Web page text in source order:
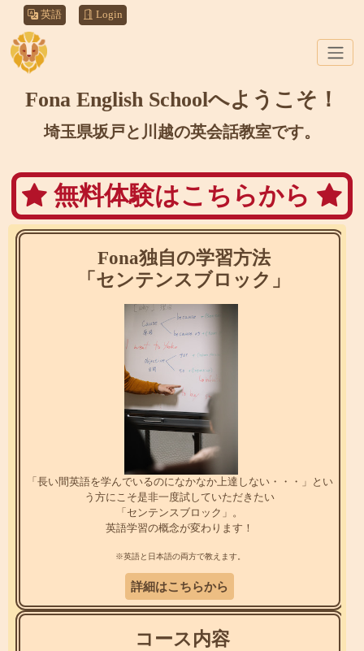
英語 Login
Fona English Schoolへようこそ！
埼玉県坂戸と川越の英会話教室です。
無料体験はこちらから
Fona独自の学習方法
「センテンスブロック」
「長い間英語を学んでいるのになかなか上達しない・・・」とい
う方にこそ是非一度試していただきたい
「センテンスブロック」。
英語学習の概念が変わります！
※英語と日本語の両方で教えます。
詳細はこちらから
コース内容